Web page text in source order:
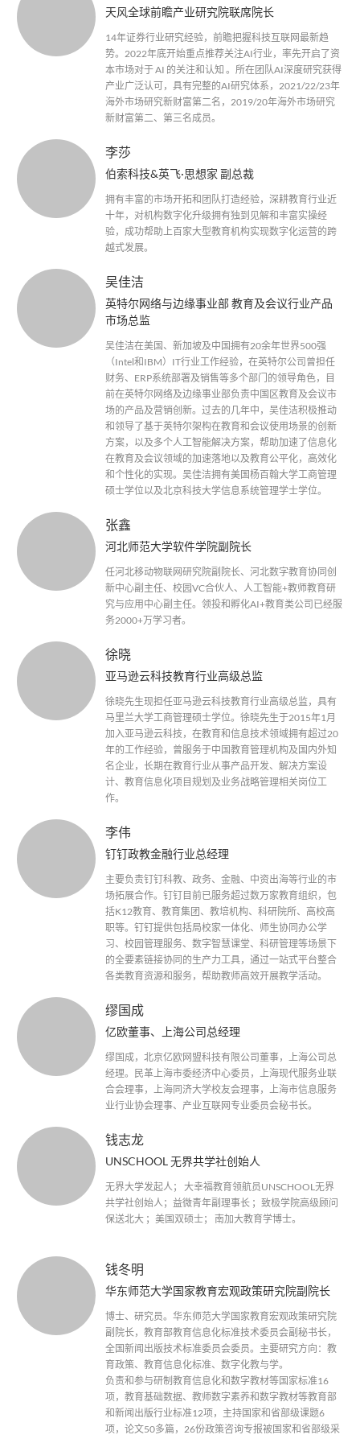
天风全球前瞻产业研究院联席院长
14年证券行业研究经验，前瞻把握科技互联网最新趋
势。2022年底开始重点推荐关注AI行业，率先开启了资
本市场对于 AI 的关注和认知 。所在团队AI深度研究获得
产业广泛认可，具有完整的AI研究体系，2021/22/23年
海外市场研究新财富第二名，2019/20年海外市场研究
新财富第二、第三名成员。
李莎
伯索科技&英飞·思想家 副总裁
拥有丰富的市场开拓和团队打造经验，深耕教育行业近
十年，对机构数字化升级拥有独到见解和丰富实操经
验，成功帮助上百家大型教育机构实现数字化运营的跨
越式发展。
吴佳洁
英特尔网络与边缘事业部 教育及会议行业产品
市场总监
吴佳洁在美国、新加坡及中国拥有20余年世界500强
（Intel和IBM）IT行业工作经验，在英特尔公司曾担任
财务、ERP系统部署及销售等多个部门的领导角色，目
前在英特尔网络及边缘事业部负责中国区教育及会议市
场的产品及营销创新。过去的几年中，吴佳洁积极推动
和领导了基于英特尔架构在教育和会议使用场景的创新
方案，以及多个人工智能解决方案，帮助加速了信息化
在教育及会议领域的加速落地以及教育公平化，高效化
和个性化的实现。吴佳洁拥有美国杨百翰大学工商管理
硕士学位以及北京科技大学信息系统管理学士学位。
张鑫
河北师范大学软件学院副院长
任河北移动物联网研究院副院长、河北数字教育协同创
新中心副主任、校园VC合伙人、人工智能+教师教育研
究与应用中心副主任。领投和孵化AI+教育类公司已经服
务2000+万学习者。
徐晓
亚马逊云科技教育行业高级总监
徐晓先生现担任亚马逊云科技教育行业高级总监，具有
马里兰大学工商管理硕士学位。徐晓先生于2015年1月
加入亚马逊云科技，在教育和信息技术领域拥有超过20
年的工作经验，曾服务于中国教育管理机构及国内外知
名企业，长期在教育行业从事产品开发、解决方案设
计、教育信息化项目规划及业务战略管理相关岗位工
作。
李伟
钉钉政教金融行业总经理
主要负责钉钉科教、政务、金融、中资出海等行业的市
场拓展合作。钉钉目前已服务超过数万家教育组织，包
括K12教育、教育集团、教培机构、科研院所、高校高
职等。钉钉提供包括局校家一体化、师生协同办公学
习、校园管理服务、数字智慧课堂、科研管理等场景下
的全要素链接协同的生产力工具，通过一站式平台整合
各类教育资源和服务，帮助教师高效开展教学活动。
缪国成
亿欧董事、上海公司总经理
缪国成，北京亿欧网盟科技有限公司董事，上海公司总
经理。民革上海市委经济中心委员，上海现代服务业联
合会理事，上海同济大学校友会理事，上海市信息服务
业行业协会理事、产业互联网专业委员会秘书长。
钱志龙
UNSCHOOL 无界共学社创始人
无界大学发起人； 大幸福教育领航员UNSCHOOL无界
共学社创始人；益微青年副理事长 ；致极学院高级顾问
保送北大 ；美国双硕士； 南加大教育学博士。
钱冬明
华东师范大学国家教育宏观政策研究院副院长
博士、研究员。华东师范大学国家教育宏观政策研究院
副院长，教育部教育信息化标准技术委员会副秘书长，
全国新闻出版技术标准委员会委员。主要研究方向：教
育政策、教育信息化标准、数字化教与学。
负责和参与研制教育信息化和数字教材等国家标准16
项，教育基础数据、教师数字素养和数字教材等教育部
和新闻出版行业标准12项，主持国家和省部级课题6
项，论文50多篇，26份政策咨询专报被国家和省部级采